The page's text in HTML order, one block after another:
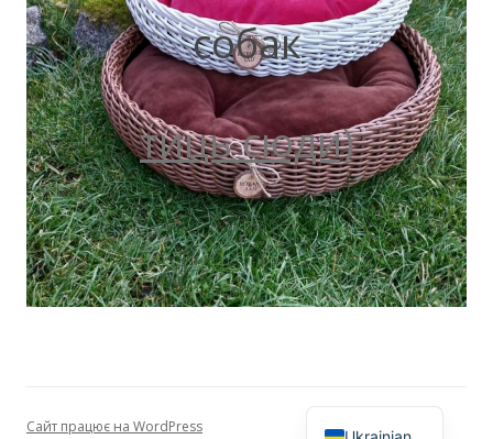
собак
тиць сюди)
Сайт працює на WordPress